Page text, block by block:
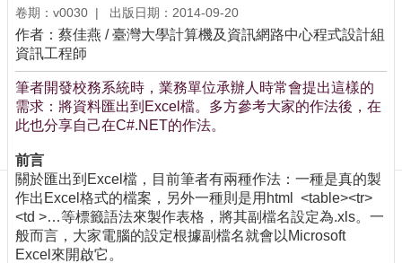
首
頁
計
中
首
頁
聯
絡
資
訊
訂
閱/
取
卷期：v0030 出版日期：2014-09-20
作者：蔡佳燕 / 臺灣大學計算機及資訊網路中心程式設計組
資訊工程師
筆者開發校務系統時，業務單位承辦人時常會提出這樣的
需求：將資料匯出到Excel檔。多方參考大家的作法後，在
此也分享自己在C#.NET的作法。
前言
關於匯出到Excel檔，目前筆者有兩種作法：一種是真的製
作出Excel格式的檔案，另外一種則是用html <table><tr>
<td >…等標籤語法來製作表格，將其副檔名設定為.xls。一
般而言，大家電腦的設定根據副檔名就會以Microsoft
Excel來開啟它。